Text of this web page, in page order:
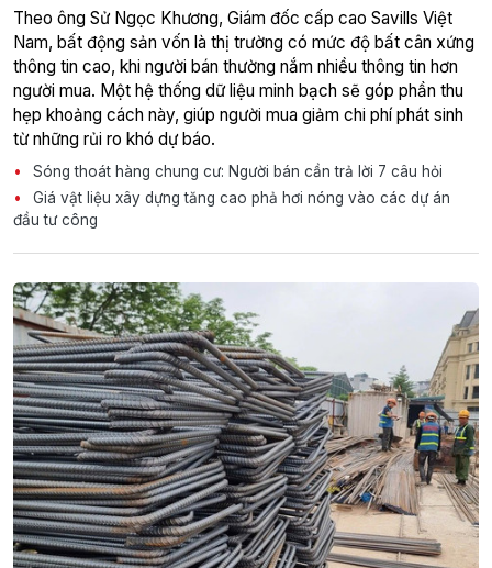
Theo ông Sử Ngọc Khương, Giám đốc cấp cao Savills Việt
Nam, bất động sản vốn là thị trường có mức độ bất cân xứng
thông tin cao, khi người bán thường nắm nhiều thông tin hơn
người mua. Một hệ thống dữ liệu minh bạch sẽ góp phần thu
hẹp khoảng cách này, giúp người mua giảm chi phí phát sinh
từ những rủi ro khó dự báo.
Sóng thoát hàng chung cư: Người bán cần trả lời 7 câu hỏi
Giá vật liệu xây dựng tăng cao phả hơi nóng vào các dự án
đầu tư công